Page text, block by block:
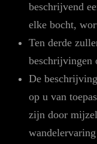
beschrijvend
elke bocht,
Ten derde
beschrijvingen
De
op u van
zijn door